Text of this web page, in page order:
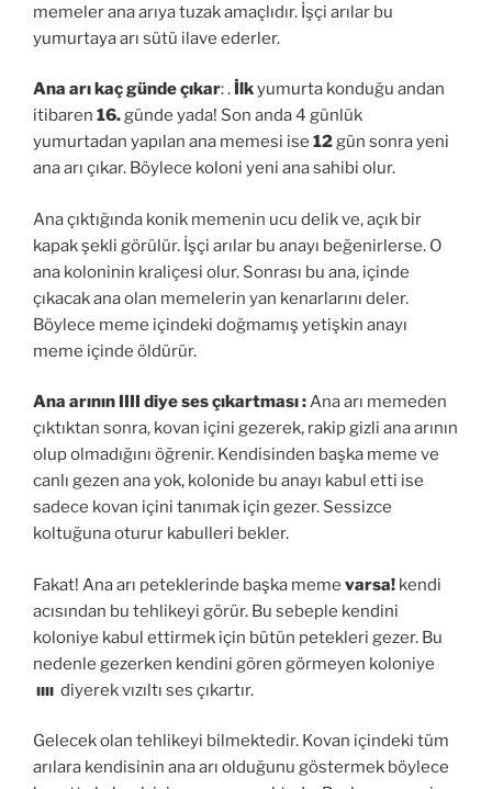
memeler ana arıya tuzak amaçlıdır. İşçi arılar bu
yumurtaya arı sütü ilave ederler.
Ana arı kaç günde çıkar: . İlkyumurta konduğu andan
itibaren 16.günde yada! Son anda 4 günlük
yumurtadan yapılan ana memesi ise 12gün sonra yeni
ana arı çıkar. Böylece koloni yeni ana sahibi olur.
Ana çıktığında konik memenin ucu delik ve, açık bir
kapak şekli görülür. İşçi arılar bu anayı beğenirlerse. O
ana koloninin kraliçesi olur. Sonrası bu ana, içinde
çıkacak ana olan memelerin yan kenarlarını deler.
Böylece meme içindeki doğmamış yetişkin anayı
meme içinde öldürür.
Ana arının IIII diye ses çıkartması :Ana arı memeden
çıktıktan sonra, kovan içini gezerek, rakip gizli ana arının
olup olmadığını öğrenir. Kendisinden başka meme ve
canlı gezen ana yok, kolonide bu anayı kabul etti ise
sadece kovan içini tanımak için gezer. Sessizce
koltuğuna oturur kabulleri bekler.
Fakat! Ana arı peteklerinde başka meme varsa! kendi
acısından bu tehlikeyi görür. Bu sebeple kendini
koloniye kabul ettirmek için bütün petekleri gezer. Bu
nedenle gezerken kendini gören görmeyen koloniye
ıııı diyerek vızıltı ses çıkartır.
Gelecek olan tehlikeyi bilmektedir. Kovan içindeki tüm
arılara kendisinin ana arı olduğunu göstermek böylece